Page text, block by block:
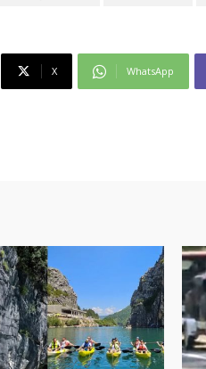
X WhatsApp